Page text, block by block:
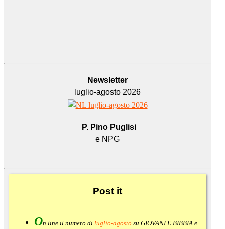
Newsletter
luglio-agosto 2026
P. Pino Puglisi
e NPG
Post it
On line il numero di luglio-agosto su GIOVANI E BIBBIA e